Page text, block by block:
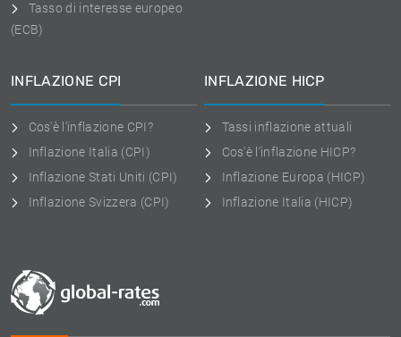
Tasso di interesse europeo
(ECB)
INFLAZIONE CPI
Cos'è l'inflazione CPI?
Inflazione Italia (CPI)
Inflazione Stati Uniti (CPI)
Inflazione Svizzera (CPI)
INFLAZIONE HICP
Tassi inflazione attuali
Cos'è l'inflazione HICP?
Inflazione Europa (HICP)
Inflazione Italia (HICP)